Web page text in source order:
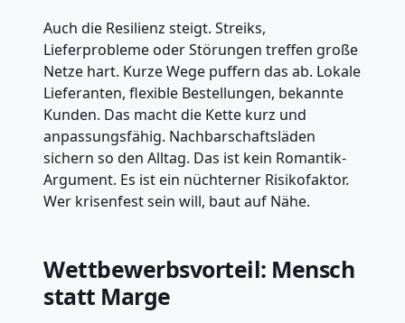
Auch die Resilienz steigt. Streiks,
Lieferprobleme oder Störungen treffen große
Netze hart. Kurze Wege puffern das ab. Lokale
Lieferanten, flexible Bestellungen, bekannte
Kunden. Das macht die Kette kurz und
anpassungsfähig. Nachbarschaftsläden
sichern so den Alltag. Das ist kein Romantik-
Argument. Es ist ein nüchterner Risikofaktor.
Wer krisenfest sein will, baut auf Nähe.
Wettbewerbsvorteil: Mensch
statt Marge